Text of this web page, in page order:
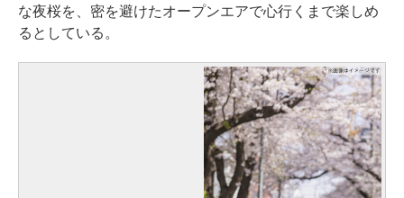
な夜桜を、密を避けたオープンエアで心行くまで楽しめ
るとしている。